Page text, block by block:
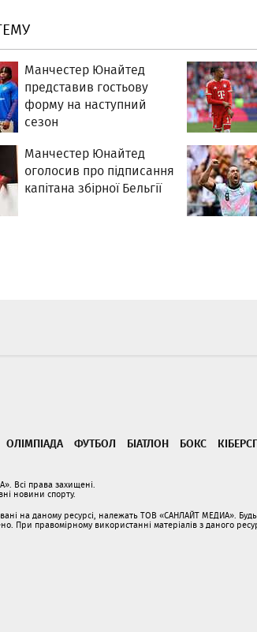
Манчестер Юнайтед
представив гостьову
форму на наступний
сезон
Манчестер Юнайтед
оголосив про підписання
капітана збірної Бельгії
ОЛІМПІАДА ФУТБОЛ БІАТЛОН БОКС
Всі права захищені.
новини спорту.
на даному ресурсі, належать ТОВ «САНЛАЙТ МЕДИА».
При правомірному використанні матеріалів з даного